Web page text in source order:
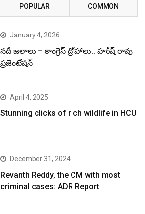
POPULAR COMMON
January 4, 2026
నదీ జలాలు – కాంగ్రెస్ ద్రోహాలు.. హరీష్ రావు
ప్రజెంటేషన్
April 4, 2025
Stunning clicks of rich wildlife in HCU
December 31, 2024
Revanth Reddy, the CM with most
criminal cases: ADR Report